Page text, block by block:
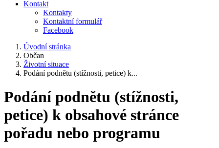
Kontakt
Kontakty
Kontaktní formulář
Facebook
Úvodní stránka
Občan
Životní situace
Podání podnětu (stížnosti, petice) k...
Podání podnětu (stížnosti,
petice) k obsahové stránce
pořadu nebo programu